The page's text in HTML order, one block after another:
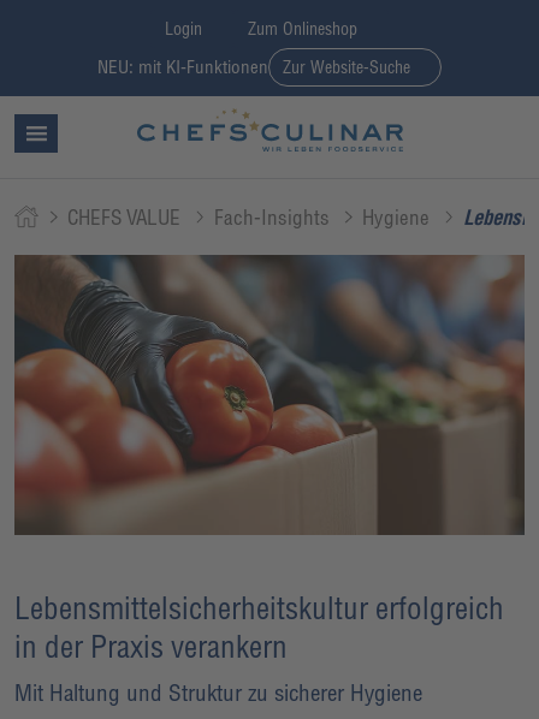
Login Zum Onlineshop
NEU: mit KI-Funktionen Zur Website-Suche
CHEFS VALUE Fach-Insights Hygiene
Lebensmittelsicherheitskultur erfolgreich
in der Praxis verankern
Mit Haltung und Struktur zu sicherer Hygiene